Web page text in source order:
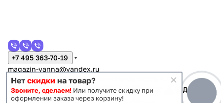
+7 495 363-70-19
magazin-vanna@yandex.ru
г. Москва, Митино, улица Пятницкое шоссе 47
Нет скидки на товар?
Звоните, сделаем! Или получите скидку при
оформлении заказа через корзину!